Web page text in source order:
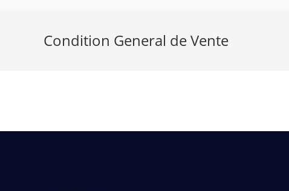
Condition General de Vente